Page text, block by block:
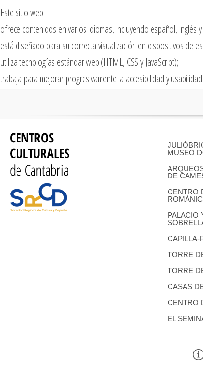
Este sitio web:
ofrece contenidos en varios idiomas, incluyendo español, inglés
está diseñado para su correcta visualización en dispositivos de
utiliza tecnologías estándar web (HTML, CSS y JavaScript);
trabaja para mejorar progresivamente la accesibilidad y
MUSEO
DE
CENTRO
PALACIO
CAPILLA-
TORRE
TORRE
CASAS
CENTRO
EL